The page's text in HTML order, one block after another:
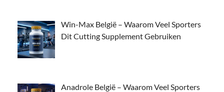
Win-Max België – Waarom Veel Sporters
Dit Cutting Supplement Gebruiken
Anadrole België – Waarom Veel Sporters